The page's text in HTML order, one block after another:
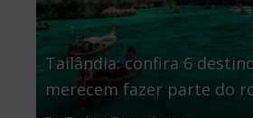
Tailândia: confira 6
merecem fazer parte do